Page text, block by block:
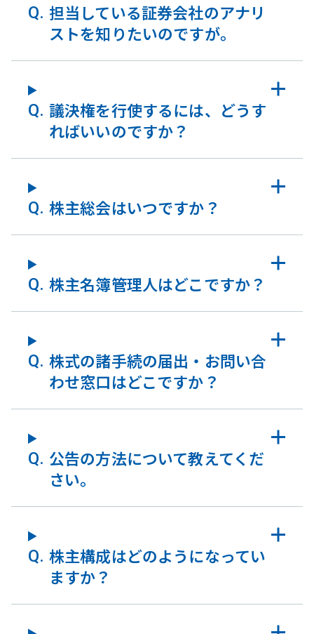
担当している証券会社のアナリ
ストを知りたいのですが。
議決権を行使するには、どうす
ればいいのですか？
株主総会はいつですか？
株主名簿管理人はどこですか？
株式の諸手続の届出・お問い合
わせ窓口はどこですか？
公告の方法について教えてくだ
さい。
株主構成はどのようになってい
ますか？